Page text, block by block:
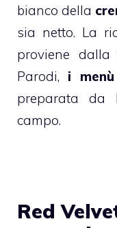
bianco della
sia netto. La
proviene dalla
Parodi, i
preparata da
campo.
Red